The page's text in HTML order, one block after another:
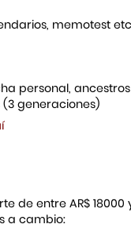
memotest
personal,
generaciones)
de entre AR$ 18000
a cambio: